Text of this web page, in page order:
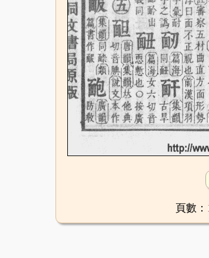
頁數